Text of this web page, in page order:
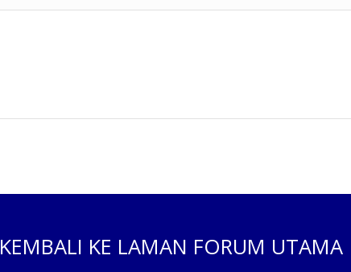
KEMBALI KE LAMAN FORUM UTAMA